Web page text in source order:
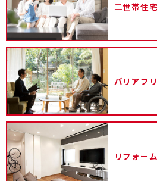
二世帯住宅
バリアフ
リフォー